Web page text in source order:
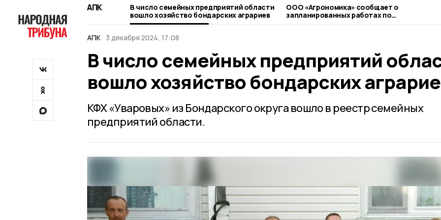
АПК
В число семейных предприятий области
вошло хозяйство бондарских аграриев
ООО «Агрономика» сообщает о
запланированных работах по
применению пестицидов и
АПК 3 декабря 2024, 17:08
В число семейных предприятий
вошло хозяйство бондарских
КФХ «Уваровых» из Бондарского округа вошло в реестр семейных
предприятий области.